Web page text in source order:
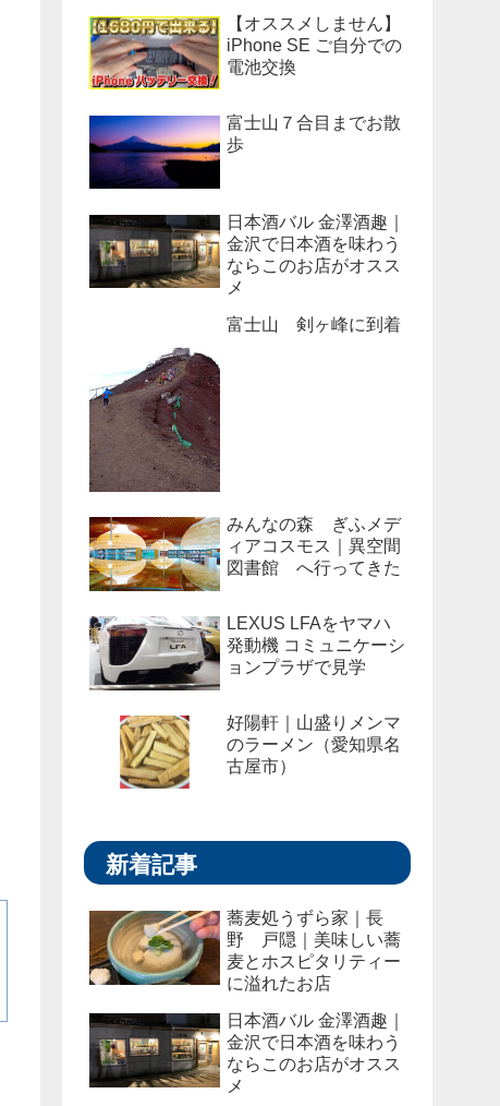
【オススメしません】
iPhone SE ご自分での
電池交換
富士山７合目までお散
歩
日本酒バル 金澤酒趣｜
金沢で日本酒を味わう
ならこのお店がオスス
メ
富士山 剣ヶ峰に到着
みんなの森 ぎふメデ
ィアコスモス｜異空間
図書館 へ行ってきた
LEXUS LFAをヤマハ
発動機 コミュニケーシ
ョンプラザで見学
好陽軒｜山盛りメンマ
のラーメン（愛知県名
古屋市）
新着記事
蕎麦処うずら家｜長
野 戸隠｜美味しい蕎
麦とホスピタリティー
に溢れたお店
日本酒バル 金澤酒趣｜
金沢で日本酒を味わう
ならこのお店がオスス
メ